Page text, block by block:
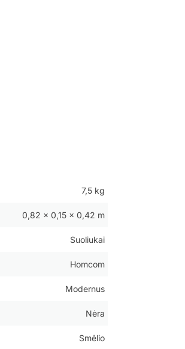
7,5 kg
0,82 × 0,15 × 0,42 m
Suoliukai
Homcom
Modernus
Nėra
Smėlio